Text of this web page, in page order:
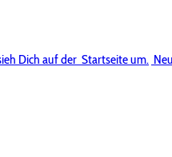
Dich auf der Startseite um.